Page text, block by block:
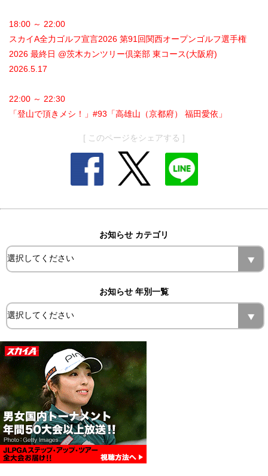
18:00 ～ 22:00
スカイA全力ゴルフ宣言2026 第91回関西オープンゴルフ選手権
2026 最終日 @茨木カンツリー倶楽部 東コース(大阪府)
2026.5.17
22:00 ～ 22:30
「登山で頂きメシ！」#93「高雄山（京都府） 福田愛依」
[ このページをシェアする ]
お知らせ カテゴリ
お知らせ 年別一覧